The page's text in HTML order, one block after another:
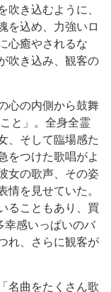
吹き込むように、
を込め、力強いロ
心癒やされるな
吹き込み、観客の
心の内側から鼓舞
と」。全身全霊
、そして臨場感た
をつけた歌唱がよ
女の歌声、その姿
情を見せていた。
ることもあり、買
幸感いっぱいのバ
れ、さらに観客が
名曲をたくさん歌